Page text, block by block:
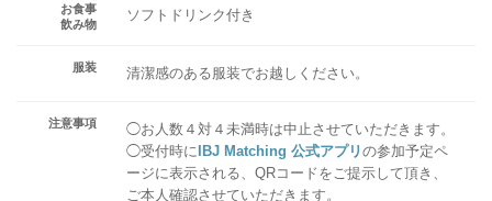
お食事
飲み物
ソフトドリンク付き
服装 清潔感のある服装でお越しください。
注意事項
◯お人数４対４未満時は中止させていただきます。
◯受付時に IBJ Matching 公式アプリ の参加予定ペ
ージに表示される、QRコードをご提示して頂き、
ご本人確認させていただきます。